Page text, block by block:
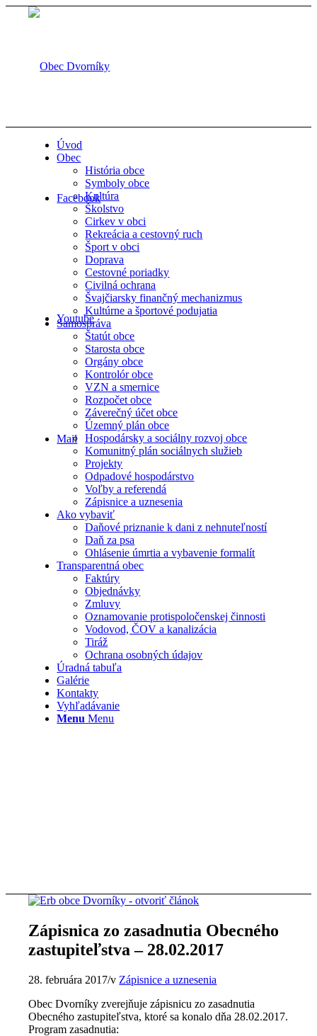
Facebook
Youtube
Mail
Úvod
Obec
História obce
Symboly obce
Kultúra
Školstvo
Cirkev v obci
Rekreácia a cestovný ruch
Šport v obci
Doprava
Cestovné poriadky
Civilná ochrana
Švajčiarsky finančný mechanizmus
Kultúrne a športové podujatia
Samospráva
Štatút obce
Starosta obce
Orgány obce
Kontrolór obce
VZN a smernice
Rozpočet obce
Záverečný účet obce
Územný plán obce
Hospodársky a sociálny rozvoj obce
Komunitný plán sociálnych služieb
Projekty
Odpadové hospodárstvo
Voľby a referendá
Zápisnice a uznesenia
Ako vybaviť
Daňové priznanie k dani z nehnuteľností
Daň za psa
Ohlásenie úmrtia a vybavenie formalít
Transparentná obec
Faktúry
Objednávky
Zmluvy
Oznamovanie protispoločenskej činnosti
Vodovod, ČOV a kanalizácia
Tiráž
Ochrana osobných údajov
Úradná tabuľa
Galérie
Kontakty
Vyhľadávanie
Menu Menu
Zápisnica zo zasadnutia Obecného
zastupiteľstva – 28.02.2017
28. februára 2017/v Zápisnice a uznesenia
Obec Dvorníky zverejňuje zápisnicu zo zasadnutia
Obecného zastupiteľstva, ktoré sa konalo dňa 28.02.2017.
Program zasadnutia: